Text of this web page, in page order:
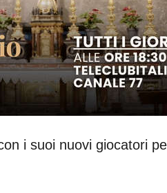
i suoi nuovi giocatori